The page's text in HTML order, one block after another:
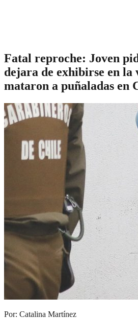
Fatal reproche: Joven
dejara de exhibirse en la
mataron a puñaladas en
Por: Catalina Martínez